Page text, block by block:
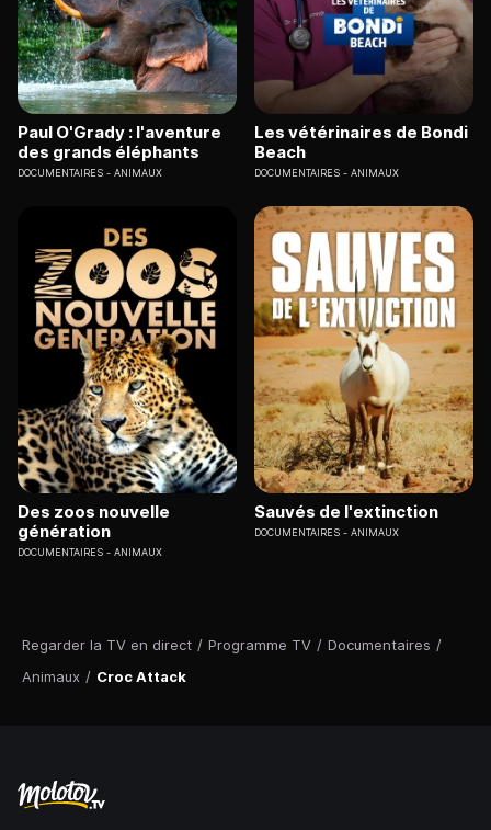
Regarder la TV en direct / Programme TV / Documentaires /
Animaux / Croc Attack
Paul O'Grady : l'aventure
des grands éléphants
DOCUMENTAIRES ANIMAUX
Les vétérinaires de Bondi
Beach
DOCUMENTAIRES ANIMAUX
Des zoos nouvelle
génération
DOCUMENTAIRES ANIMAUX
Sauvés de l'extinction
DOCUMENTAIRES ANIMAUX